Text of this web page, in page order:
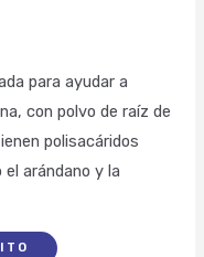
para ayudar a
con polvo de raíz de
polisacáridos
arándano y la